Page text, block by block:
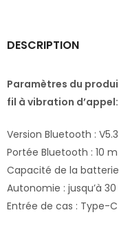
DESCRIPTION
Paramètres du
fil à vibration d’appel:
Version Bluetooth : V5.3
Portée Bluetooth : 10 m
Capacité de la
Autonomie : jusqu’à
Entrée de cas : Type-C